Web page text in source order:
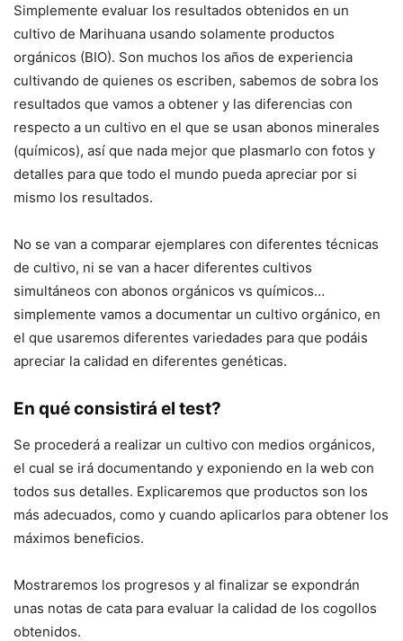
Simplemente evaluar los resultados obtenidos en un
cultivo de Marihuana usando solamente productos
orgánicos (BIO). Son muchos los años de experiencia
cultivando de quienes os escriben, sabemos de sobra los
resultados que vamos a obtener y las diferencias con
respecto a un cultivo en el que se usan abonos minerales
(químicos), así que nada mejor que plasmarlo con fotos y
detalles para que todo el mundo pueda apreciar por si
mismo los resultados.
No se van a comparar ejemplares con diferentes técnicas
de cultivo, ni se van a hacer diferentes cultivos
simultáneos con abonos orgánicos vs químicos…
simplemente vamos a documentar un cultivo orgánico, en
el que usaremos diferentes variedades para que podáis
apreciar la calidad en diferentes genéticas.
En qué consistirá el test?
Se procederá a realizar un cultivo con medios orgánicos,
el cual se irá documentando y exponiendo en la web con
todos sus detalles. Explicaremos que productos son los
más adecuados, como y cuando aplicarlos para obtener los
máximos beneficios.
Mostraremos los progresos y al finalizar se expondrán
unas notas de cata para evaluar la calidad de los cogollos
obtenidos.